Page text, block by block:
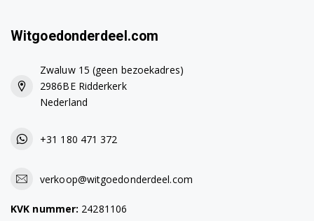
Witgoedonderdeel.com
Zwaluw 15 (geen bezoekadres)
2986BE Ridderkerk
Nederland
+31 180 471 372
verkoop@witgoedonderdeel.com
KVK nummer: 24281106